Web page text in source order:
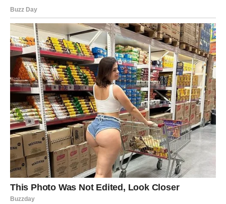
pravac. Shvataš da sloboda bez cilja donosi nemir. Sada
postaje jasno gde želiš da ideš i sa kim.
U ljubavi, ako si u vezi, razgovori donose definiciju
odnosa. Slobodni Strelčevi shvataju da žele nešto
stvarnije nego ranije.
Ovi dani ti daju zreliji pogled na budućnost.
Poruka perioda:Sloboda i odgovornost nisu suprotnosti.
JARAC
Za Jarčeve, kraj januara potvrđuje da trud nije bio
uzaludan. Iako se rezultati možda još ne vide, osećaš